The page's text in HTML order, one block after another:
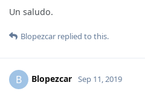
Un saludo.
Blopezcar replied to this.
B Blopezcar Sep 11, 2019